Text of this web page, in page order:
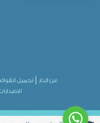
عن الدار تحميل